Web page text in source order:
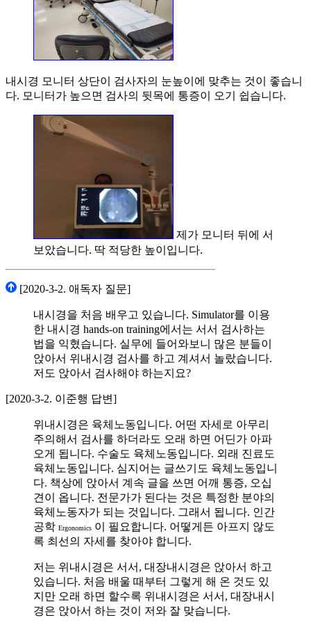
내시경 모니터 상단이 검사자의 눈높이에 맞추는 것이 좋습니
다. 모니터가 높으면 검사의 뒷목에 통증이 오기 쉽습니다.
제가 모니터 뒤에 서
보았습니다. 딱 적당한 높이입니다.
[2020-3-2. 애독자 질문]
내시경을 처음 배우고 있습니다. Simulator를 이용
한 내시경 hands-on training에서는 서서 검사하는
법을 익혔습니다. 실무에 들어와보니 많은 분들이
앉아서 위내시경 검사를 하고 계셔서 놀랐습니다.
저도 앉아서 검사해야 하는지요?
[2020-3-2. 이준행 답변]
위내시경은 육체노동입니다. 어떤 자세로 아무리
주의해서 검사를 하더라도 오래 하면 어딘가 아파
오게 됩니다. 수술도 육체노동입니다. 외래 진료도
육체노동입니다. 심지어는 글쓰기도 육체노동입니
다. 책상에 앉아서 계속 글을 쓰면 어깨 통증, 오십
견이 옵니다. 전문가가 된다는 것은 특정한 분야의
육체노동자가 되는 것입니다. 그래서 됩니다. 인간
공학 Ergonomics 이 필요합니다. 어떻게든 아프지 않도
록 최선의 자세를 찾아야 합니다.
저는 위내시경은 서서, 대장내시경은 앉아서 하고
있습니다. 처음 배울 때부터 그렇게 해 온 것도 있
지만 오래 하면 할수록 위내시경은 서서, 대장내시
경은 앉아서 하는 것이 저와 잘 맞습니다.